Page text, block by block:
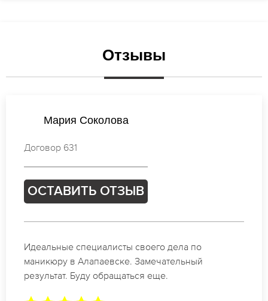
Отзывы
Ксения Михайлова
Договор 773
ОСТАВИТЬ ОТЗЫВ
Спасибо огромное. Заказывала маникюр на день
рождение в Алапаевске. За 1.5 часа все было
готово.